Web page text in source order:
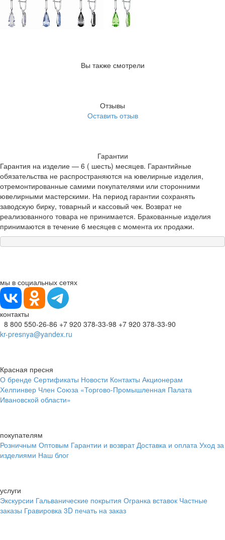
Вы также смотрели
Отзывы
Оставить отзыв
Гарантии
Гарантия на изделие — 6 ( шесть) месяцев. Гарантийные
обязательства не распространяются на ювелирные изделия,
отремонтированные самими покупателями или сторонними
ювелирными мастерскими. На период гарантии сохранять
заводскую бирку, товарный и кассовый чек. Возврат не
реализованного товара не принимается. Бракованные изделия
принимаются в течение 6 месяцев с момента их продажи.
мы в социальных сетях
контакты
8 800 550-26-86 +7 920 378-33-98 +7 920 378-33-90
kr-presnya@yandex.ru
Красная пресня
О бренде Сертификаты Новости Контакты Акционерам
Хелпинвер Член Союза «Торгово-Промышленная Палата
Ивановской области»
покупателям
Розничным Оптовым Гарантии и возврат Доставка и оплата Уход за
изделиями Наш блог
услуги
Экскурсии Гальванические покрытия Огранка вставок Частные
заказы Гравировка 3D печать на заказ